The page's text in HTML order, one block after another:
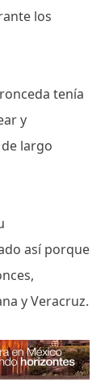
los
tenía
y
largo
así porque
y Veracruz.